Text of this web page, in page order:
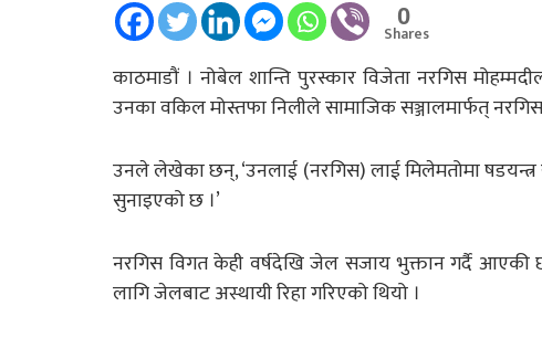
0
Shares
काठमाडौं । नोबेल शान्ति पुरस्कार विजेता नरगिस
उनका वकिल मोस्तफा निलीले सामाजिक सञ्जालमार्फत्
उनले लेखेका छन्, ‘उनलाई (नरगिस) लाई मिलेमतोमा षडयन्त्र
सुनाइएको छ ।’
नरगिस विगत केही वर्षदेखि जेल सजाय भुक्तान गर्दै आएकी
लागि जेलबाट अस्थायी रिहा गरिएको थियो ।